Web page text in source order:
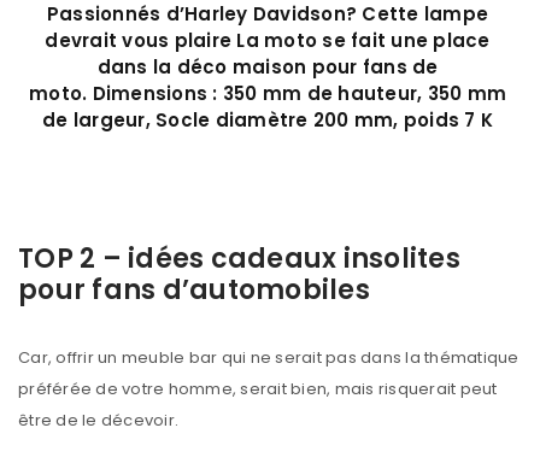
Passionnés d’Harley Davidson? Cette lampe
devrait vous plaire La moto se fait une place
dans la déco maison pour fans de
moto. Dimensions : 350 mm de hauteur, 350 mm
de largeur, Socle diamètre 200 mm, poids 7 K
TOP 2 – idées cadeaux insolites
pour fans d’automobiles
Car, offrir un meuble bar qui ne serait pas dans la thématique
préférée de votre homme, serait bien, mais risquerait peut
être de le décevoir.